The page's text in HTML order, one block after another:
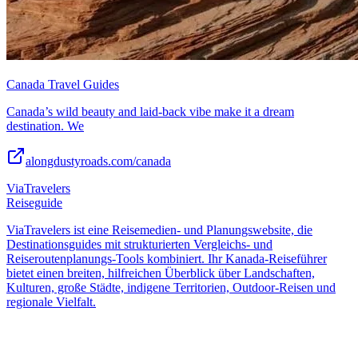
Canada Travel Guides
Canada’s wild beauty and laid-back vibe make it a dream
destination. We
alongdustyroads.com/canada
ViaTravelers
Reiseguide
ViaTravelers ist eine Reisemedien- und Planungswebsite, die
Destinationsguides mit strukturierten Vergleichs- und
Reiseroutenplanungs-Tools kombiniert. Ihr Kanada-Reiseführer
bietet einen breiten, hilfreichen Überblick über Landschaften,
Kulturen, große Städte, indigene Territorien, Outdoor-Reisen und
regionale Vielfalt.